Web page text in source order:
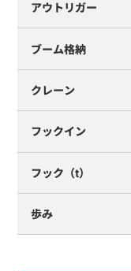
アウトリガー
ブーム格納
クレーン
フックイン
フック（t）
歩み